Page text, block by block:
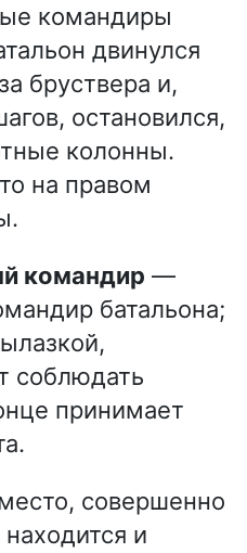
командиры
двинулся
бруствера и,
остановился,
колонны.
на правом
командир —
батальона;
соблюдать
принимает
совершенно
и